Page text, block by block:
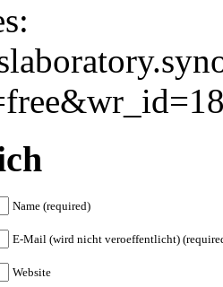
Name (required)
E-Mail (wird nicht veroeffentlicht)
Website